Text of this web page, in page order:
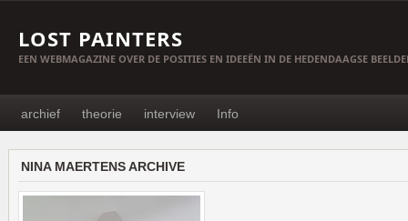
LOST PAINTERS
EEN WEBMAGAZINE OVER DE POSITIES EN IDEEËN IN DE HEDENDAAGSE
archief theorie interview Info
NINA MAERTENS ARCHIVE